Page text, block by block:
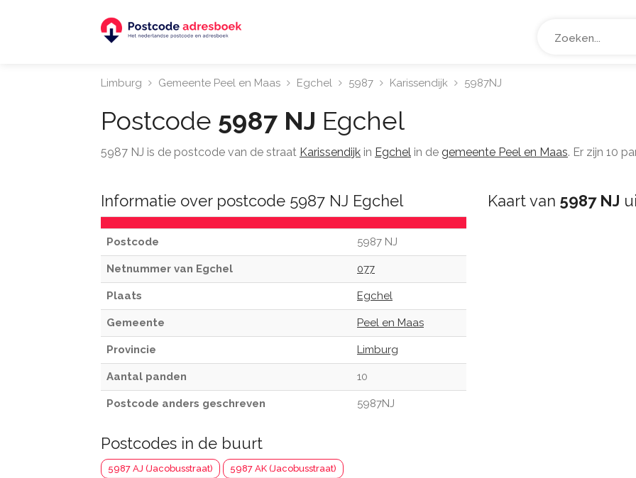
Limburg Gemeente Peel en Maas Egchel 5987 Karissendijk 5987NJ
Postcode 5987 NJ Egchel
5987 NJ is de postcode van de straat Karissendijk in Egchel in de gemeente Peel en Maas. Er zijn 10
Informatie over postcode 5987 NJ Egchel
Postcode 5987 NJ
Netnummer van Egchel 077
Plaats Egchel
Gemeente Peel en Maas
Provincie Limburg
Aantal panden 10
Postcode anders geschreven 5987NJ
Postcodes in de buurt
5987 AJ (Jacobusstraat) 5987 AK (Jacobusstraat)
Kaart van 5987 NJ